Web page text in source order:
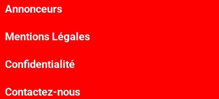
Annonceurs
Mentions Légales
Confidentialité
Contactez-nous